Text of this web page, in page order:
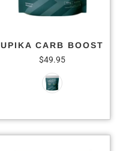
UPIKA CARB BOOST
$49.95